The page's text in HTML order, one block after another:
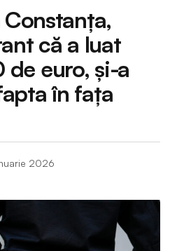
că a luat
euro, și-a
în fața
2026